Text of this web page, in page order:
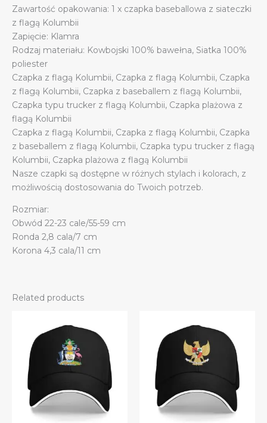
trucker
quantity
Zawartość opakowania: 1 x czapka baseballowa z siateczki
z flagą Kolumbii
Zapięcie: Klamra
Rodzaj materiału: Kowbojski 100% bawełna, Siatka 100%
poliester
Czapka z flagą Kolumbii, Czapka z flagą Kolumbii, Czapka
z flagą Kolumbii, Czapka z baseballem z flagą Kolumbii,
Czapka typu trucker z flagą Kolumbii, Czapka plażowa z
flagą Kolumbii
Czapka z flagą Kolumbii, Czapka z flagą Kolumbii, Czapka
z baseballem z flagą Kolumbii, Czapka typu trucker z flagą
Kolumbii, Czapka plażowa z flagą Kolumbii
Nasze czapki są dostępne w różnych stylach i kolorach, z
możliwością dostosowania do Twoich potrzeb.
Rozmiar:
Obwód 22-23 cale/55-59 cm
Ronda 2,8 cala/7 cm
Korona 4,3 cala/11 cm
Related products